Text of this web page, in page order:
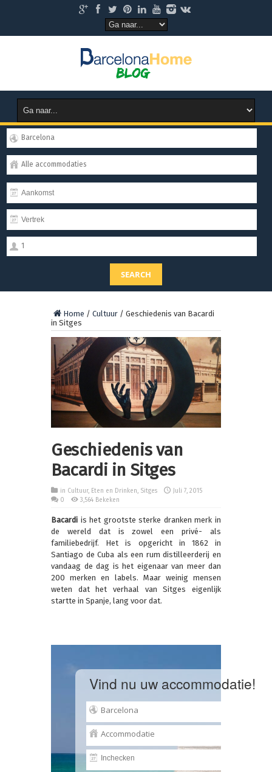
Barcelona
Alle accommodaties
1
SEARCH
Home / Cultuur / Geschiedenis van Bacardi
in Sitges
Geschiedenis van
Bacardi in Sitges
in Cultuur, Eten en Drinken, Sitges
Juli 7, 2015
0
3,564 Bekeken
Bacardi is het grootste sterke dranken merk in
de wereld dat is zowel een privé- als
familiebedrijf. Het is opgericht in 1862 in
Santiago de Cuba als een rum distilleerderij en
vandaag de dag is het eigenaar van meer dan
200 merken en labels. Maar weinig mensen
weten dat het verhaal van Sitges eigenlijk
startte in Spanje, lang voor dat.
Vind nu uw accommodatie!